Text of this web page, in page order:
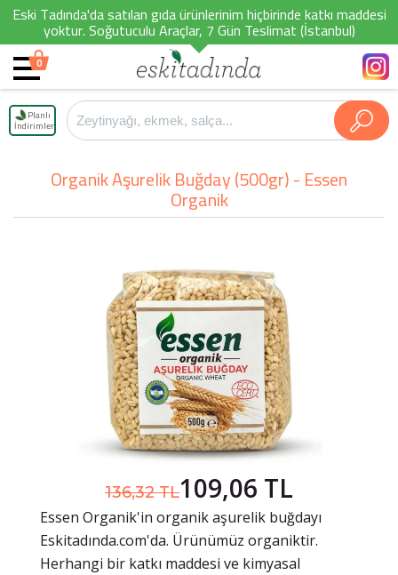
Eski Tadında'da satılan gıda ürünlerinim hiçbirinde katkı maddesi
yoktur. Soğutuculu Araçlar, 7 Gün Teslimat (İstanbul)
0
Planlı
İndirimler
Organik Aşurelik Buğday (500gr) - Essen
Organik
136,32 TL109,06 TL
Essen Organik'in organik aşurelik buğdayı
Eskitadında.com'da. Ürünümüz organiktir.
Herhangi bir katkı maddesi ve kimyasal